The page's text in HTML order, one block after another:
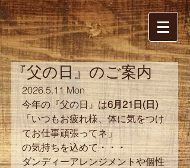
『父の日』のご案内
2026.5.11 Mon
今年の『父の日』は6月21日(日)
「いつもお疲れ様、体に気をつけ
てお仕事頑張ってネ」
の気持ちを込めて・・・
ダンディーアレンジメントや個性